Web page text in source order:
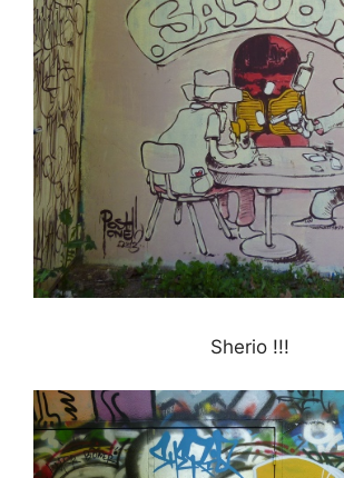
Sherio !!!